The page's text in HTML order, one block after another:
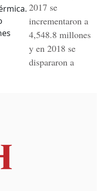
2017 se
incrementaron a
4,548.8 millones
y en 2018 se
dispararon a